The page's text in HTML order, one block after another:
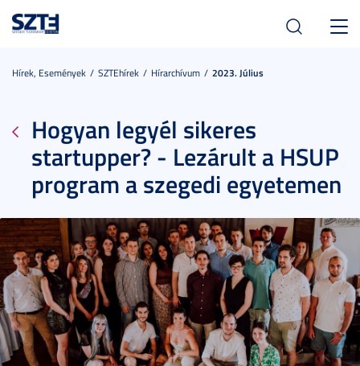
Hírek, Események SZTEhírek Hírarchívum 2023. Július
Hogyan legyél sikeres
startupper? - Lezárult a HSUP
program a szegedi egyetemen